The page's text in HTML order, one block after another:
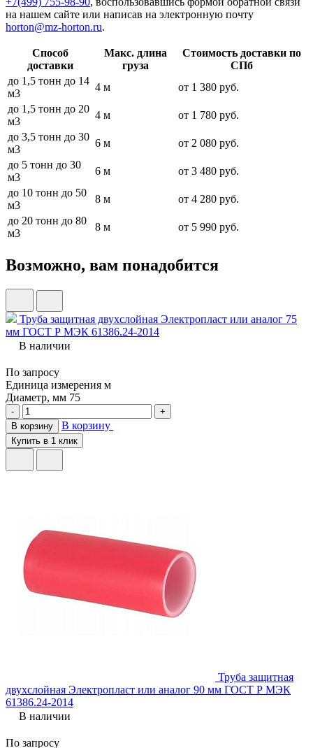
на нашем сайте или написав на электронную почту
horton@mz-horton.ru.
Способ
доставки
Макс. длина
груза
Стоимость доставки по
СПб
до 1,5 тонн до 14
м3
4 м
от 1 380 руб.
до 1,5 тонн до 20
м3
4 м
от 1 780 руб.
до 3,5 тонн до 30
м3
6 м
от 2 080 руб.
до 5 тонн до 30
м3
6 м
от 3 480 руб.
до 10 тонн до 50
м3
8 м
от 4 280 руб.
до 20 тонн до 80
м3
8 м от 5 990 руб.
Возможно, вам понадобится
Труба защитная двухслойная Электропласт или аналог 75
мм ГОСТ Р МЭК 61386.24-2014
В наличии
По запросу
Единица измерения м
Диаметр, мм 75
-
+
В корзину
В корзину
Купить в 1 клик
Труба защитная
двухслойная Электропласт или аналог 90 мм ГОСТ Р МЭК
61386.24-2014
В наличии
По запросу